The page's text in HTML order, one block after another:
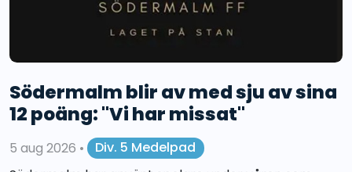
Södermalm blir av med sju av sina
12 poäng: "Vi har missat"
5 aug 2026 •
Div. 5 Medelpad